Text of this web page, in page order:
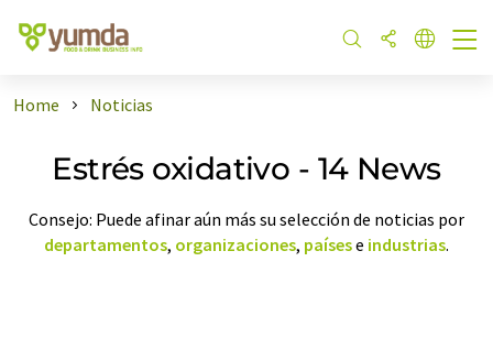
Home Noticias
Estrés oxidativo - 14 News
Consejo: Puede afinar aún más su selección de noticias por
departamentos, organizaciones, paísese industrias.